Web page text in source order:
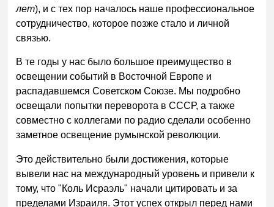
лет), и с тех пор началось наше профессиональное
сотрудничество, которое позже стало и личной
связью.
В те годы у нас было большое преимущество в
освещении событий в Восточной Европе и
распадавшемся Советском Союзе. Мы подробно
освещали попытки переворота в СССР, а также
совместно с коллегами по радио сделали особенно
заметное освещение румынской революции.
Это действительно были достижения, которые
вывели нас на международный уровень и привели к
тому, что "Коль Исраэль" начали цитировать и за
пределами Израиля. Этот успех открыл перед нами